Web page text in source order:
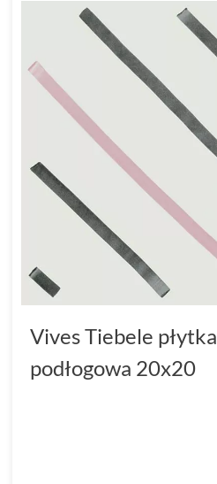
Vives Tiebele płytka
podłogowa 20x20